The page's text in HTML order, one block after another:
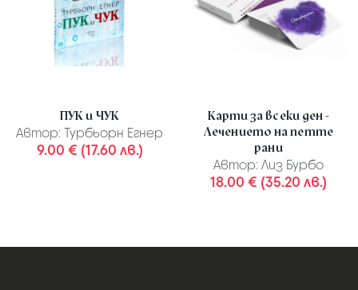
ПУК и ЧУК
Автор: Турбьорн Егнер
9.00 € (17.60 лв.)
Карти за всеки ден -
Лечението на петте
рани
Автор: Лиз Бурбо
18.00 € (35.20 лв.)